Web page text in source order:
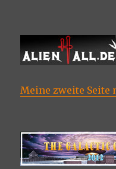
Meine zweite Seite